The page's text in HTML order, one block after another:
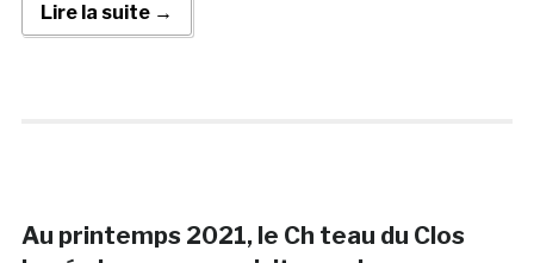
Lire la suite →
Au printemps 2021, le Ch teau du Clos